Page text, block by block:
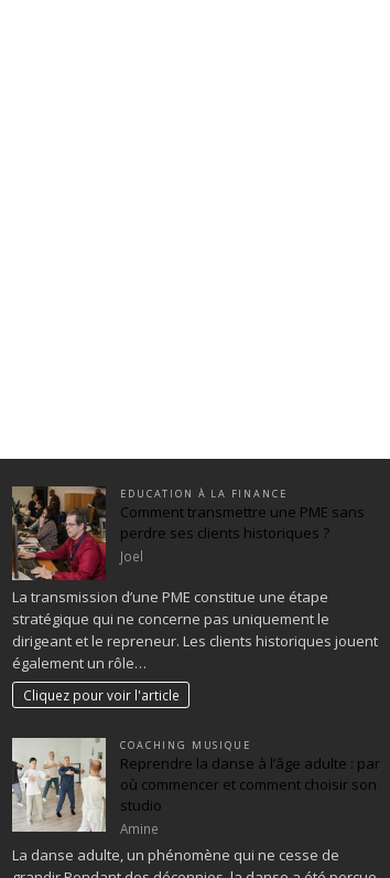
EDUCATION À LA FINANCE
Comment transmettre une PME sans
perdre ses clients historiques ?
Joel
La transmission d’une PME constitue une étape
stratégique qui ne concerne pas uniquement le
dirigeant et le repreneur. Les clients historiques jouent
également un rôle…
Cliquez pour voir l'article
COACHING MUSIQUE
Reprendre la danse à l’âge adulte : par
où commencer et comment choisir son
studio
Amine
La danse adulte, un phénomène qui ne cesse de